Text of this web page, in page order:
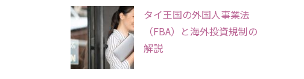
タイ王国の外国人事業法
（FBA）と海外投資規制の
解説